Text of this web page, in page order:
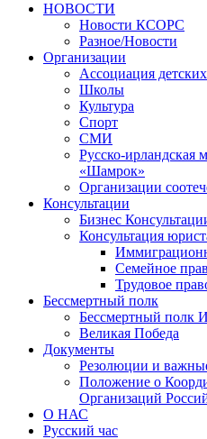
НОВОСТИ
Новости КСОРС
Разное/Новости
Организации
Ассоциация
Школы
Культура
Спорт
СМИ
Русско-ирландская
«Шамрок»
Организации
Консультации
Бизнес
Консультация
Семейное
Трудовое
Бессмертный полк
Бессмертный полк
Великая Победа
Документы
Резолюции и
Положение о
Организаций
О НАС
Русский час